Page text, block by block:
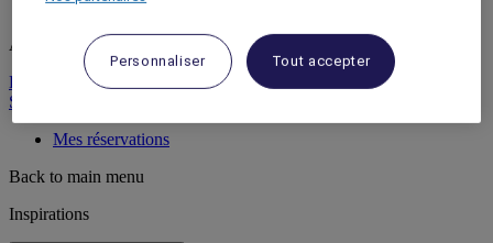
ALL récompense toutes vos activités, partout.
Découvrir le programme
Se connecter
Mes réservations
Back to main menu
Inspirations
Personnaliser Tout accepter